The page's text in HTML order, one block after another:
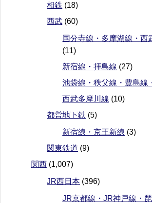
相鉄 (18)
西武 (60)
国分寺線・多摩湖線・西
(11)
新宿線・拝島線 (27)
池袋線・秩父線・豊島線
西武多摩川線 (10)
都営地下鉄 (5)
新宿線・京王新線 (3)
関東鉄道 (9)
関西 (1,007)
JR西日本 (396)
JR京都線・JR神戸線・